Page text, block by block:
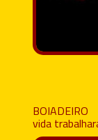
vida